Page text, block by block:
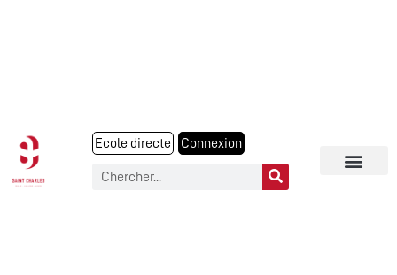
Ecole directe Connexion